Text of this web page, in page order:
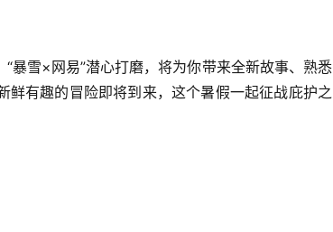
暴雪×网易”潜心打磨，将为你带来全新故事、熟悉
有趣的冒险即将到来，这个暑假一起征战庇护之